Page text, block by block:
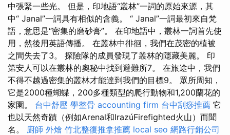
中張緊一些光。 但是，印地語“叢林”一詞的原始來源，其
中“ Janal”一詞具有相似的含義。 “ Janal”一詞最初來自梵
語，意思是“密集的磨砂膏”。 在印地語中，叢林一詞首先使
用，然後用英語傳播。 在叢林中徘徊，我們在茂密的植被
之間失去了3。 探險隊的成員發現了叢林的隱藏美麗。 印
第安人可以在叢林的奧秘中找到避難所7。 在旅途中，我們
不得不越過密集的叢林才能達到我們的目標9。 眾所周知，
它是2000種蝴蝶，200多種類型的爬行動物和1,200蘭花的
家園。 台中舒壓 學整骨 accounting firm 台中刮痧推薦 它
也以天然奇蹟（例如Arenal和IrazúFirefighted火山）而聞
名。 廚師 外燴 竹北整復推拿推薦 local seo 網路行銷公司